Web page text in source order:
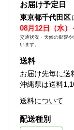
お届け予定日
東京都千代田区
08月12日（水）
交通状況・天候の影響
います。
送料
お届け先毎に送
沖縄県は送料
送料について
配送種別